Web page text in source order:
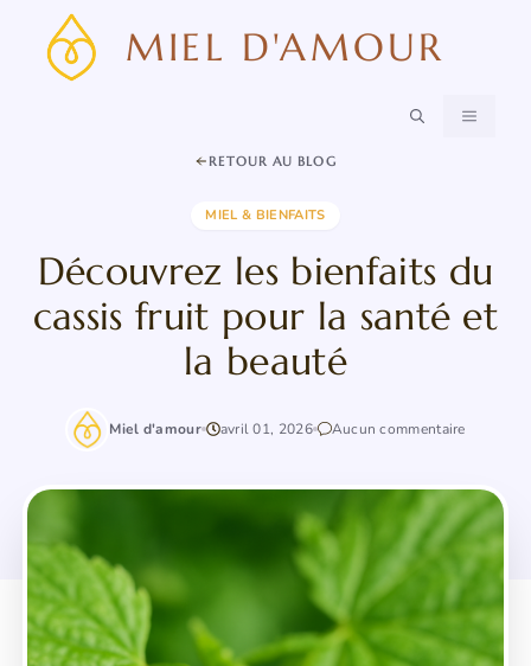
contenu
MIEL D'AMOUR
MENU
RETOUR AU BLOG
MIEL & BIENFAITS
Découvrez les bienfaits du
cassis fruit pour la santé et
la beauté
Miel d'amour avril 01, 2026 Aucun commentaire